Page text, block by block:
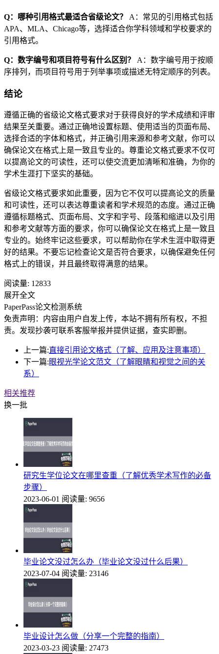
Q：哪种引用格式最适合省级论文？
A：常见的引用格式包括
APA、MLA、Chicago等，选择适合你学科领域和学校要求的
引用格式。
Q：数字编号和项目符号有什么区别？
A：数字编号用于按顺
序排列，而项目符号用于列举事项或描述无特定顺序的列表。
结论
遵循正确的省级论文格式要求对于获得良好的学术成绩和评审
结果至关重要。通过正确地设置标题、使用适当的页面布局、
选择合适的字体和格式，并正确引用来源和参考文献，你可以
确保论文在格式上是一致且专业的。尊重论文格式要求不仅可
以提高论文的可读性，还可以使交流更加清晰和准确，为你的
学术生涯打下坚实的基础。
省级论文格式要求如此重要，因为它不仅可以提高论文的质量
和可读性，还可以表达尊重读者和学术规范的态度。通过正确
遵循标题格式、页面布局、文字和字号、段落和缩进以及引用
和参考文献等方面的要求，你可以确保论文在格式上是一致且
专业的。始终牢记这些要求，可以帮助你在学术生涯中取得更
好的结果。不要忘记检查论文是否符合要求，以确保避免任何
格式上的错误，并且最终取得满意的结果。
阅读量: 12833
展开全文
PaperPass论文检测系统
免责声明：内容由用户自发上传，本站不拥有所有权，不担
责。发现抄袭可联系客服举报并提供证据，查实即删。
上一篇:直接引用论文格式（了解、应用及注意事项）
下一篇:眼视光学论文范文（了解眼睛和视觉之间的关
系）
相关推荐
换一批
研究生学位论文在哪里查重（了解优秀学术写作的必备
步骤）
2023-06-01 阅读量: 9656
毕业论文没过怎么办（毕业论文没过什么后果）
2023-07-04 阅读量: 23146
毕业设计怎么做（分享一个完整的指南）
2023-03-23 阅读量: 27473